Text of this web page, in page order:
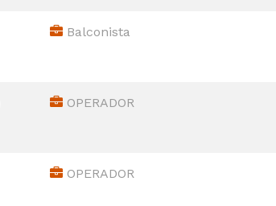
Balconista
OPERADOR
OPERADOR